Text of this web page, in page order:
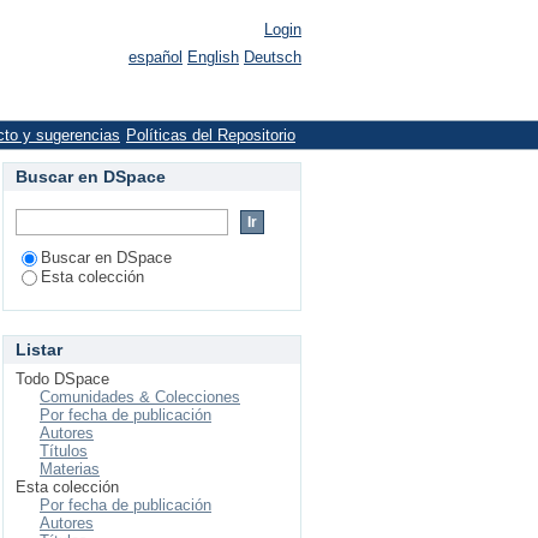
Login
español English Deutsch
Políticas del Repositorio
y sugerencias
Buscar en DSpace
Buscar en DSpace
Esta colección
Listar
Todo DSpace
Comunidades & Colecciones
Por fecha de publicación
Autores
Títulos
Materias
Esta colección
Por fecha de publicación
Autores